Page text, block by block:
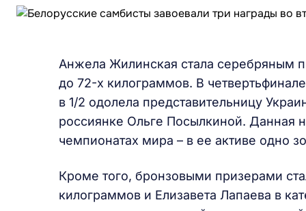
Анжела Жилинская стала серебряным
до 72-х килограммов. В
в 1/2 одолела представительницу
россиянке Ольге Посылкиной. Данная
чемпионатах мира – в ее активе одно
Кроме того, бронзовыми призерами
килограммов и Елизавета Лапаева в